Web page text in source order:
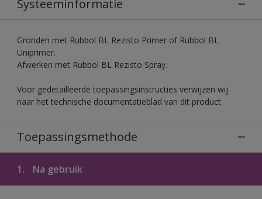
Systeeminformatie
Gronden met Rubbol BL Rezisto Primer of Rubbol BL
Uniprimer.
Afwerken met Rubbol BL Rezisto Spray.
Voor gedetailleerde toepassingsinstructies verwijzen wij
naar het technische documentatieblad van dit product.
Toepassingsmethode
1. Na gebruik